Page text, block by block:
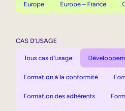
Europe Europe – France
CAS D’USAGE
Tous cas d'usage
Formation à la conformité
Formation des adhérents